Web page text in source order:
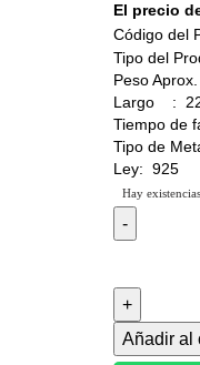
El precio
Código del
Tipo del
Peso
Largo :
Tiempo de
Tipo de
Ley: 925
Hay existencias
Añadir al